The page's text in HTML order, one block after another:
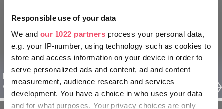
Responsible use of your data
We and our 1022 partners process your personal data,
e.g. your IP-number, using technology such as cookies to
store and access information on your device in order to
serve personalized ads and content, ad and content
measurement, audience research and services
development. You have a choice in who uses your data
and for what purposes. Your privacy choices are only
Balaton Węgry dla
odkrywców - 5 dniowy
Region Sopron dla
odkrywców - 5 dniowy